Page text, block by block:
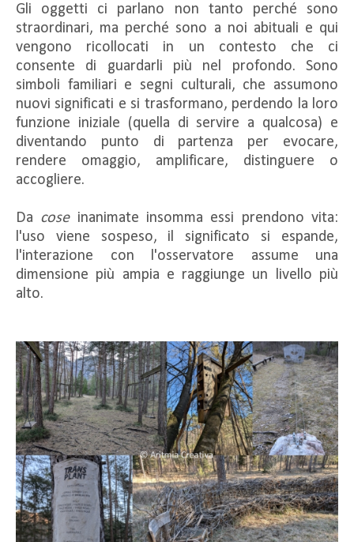
Gli oggetti ci parlano non tanto perché sono
straordinari, ma perché sono a noi abituali e qui
vengono ricollocati in un contesto che ci
consente di guardarli più nel profondo. Sono
simboli familiari e segni culturali, che assumono
nuovi significati e si trasformano, perdendo la loro
funzione iniziale (quella di servire a qualcosa) e
diventando punto di partenza per evocare,
rendere omaggio, amplificare, distinguere o
accogliere.
Da coseinanimate insomma essi prendono vita:
l'uso viene sospeso, il significato si espande,
l'interazione con l'osservatore assume una
dimensione più ampia e raggiunge un livello più
alto.